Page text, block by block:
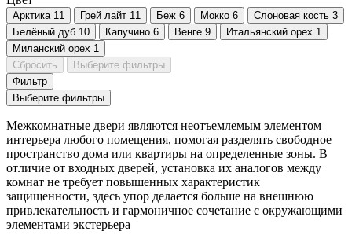
Арктика 11 Грей лайт 11 Беж 6 Мокко 6 Слоновая кость 3
Белёный дуб 10 Капучино 6 Венге 9 Итальянский орех 1
Миланский орех 1
Сбросить
Выберите фильтры
Фильтр
Выберите фильтры
Межкомнатные двери являются неотъемлемым элементом
интерьера любого помещения, помогая разделять свободное
пространство дома или квартиры на определенные зоны. В
отличие от входных дверей, установка их аналогов между
комнат не требует повышенных характеристик
защищенности, здесь упор делается больше на внешнюю
привлекательность и гармоничное сочетание с окружающими
элементами экстерьера